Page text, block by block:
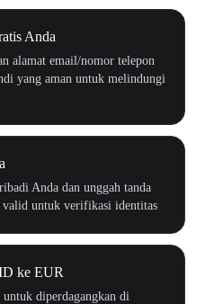
Anda
alamat email/nomor telepon
yang aman untuk melindungi
Anda dan unggah tanda
valid untuk verifikasi identitas
ke EUR
diperdagangkan di